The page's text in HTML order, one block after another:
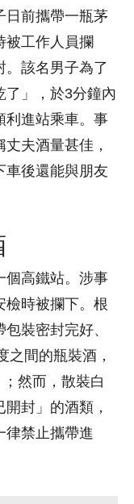
日前攜帶一瓶茅
被工作人員攔
。該名男子為了
了」，於3分鐘內
利進站乘車。事
夫酒量甚佳，
車後還能與朋友
個高鐵站。涉事
檢時被攔下。根
裝密封完好、
之間的瓶裝酒，
然而，散裝白
封」的酒類，
律禁止攜帶進